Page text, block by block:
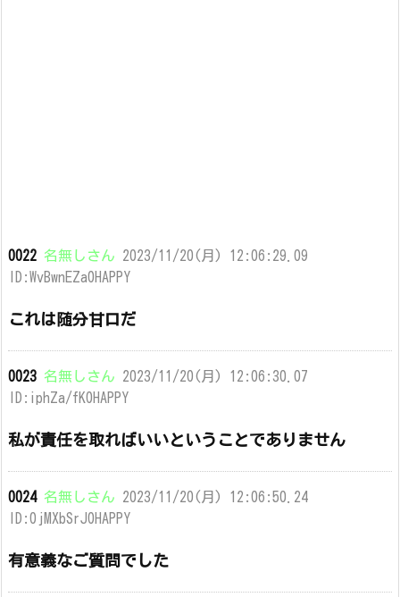
0022 名無しさん 2023/11/20(月) 12:06:29.09
ID:WvBwnEZa0HAPPY
これは随分甘口だ
0023 名無しさん 2023/11/20(月) 12:06:30.07
ID:iphZa/fK0HAPPY
私が責任を取ればいいということでありません
0024 名無しさん 2023/11/20(月) 12:06:50.24
ID:0jMXbSrJ0HAPPY
有意義なご質問でした